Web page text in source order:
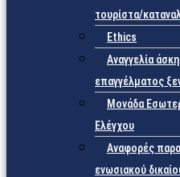
τουρίστα/
Ethics
Αναγγελία
επαγγέλματος
Μονάδα
Ελέγχου
Αναφορές
ενωσιακού